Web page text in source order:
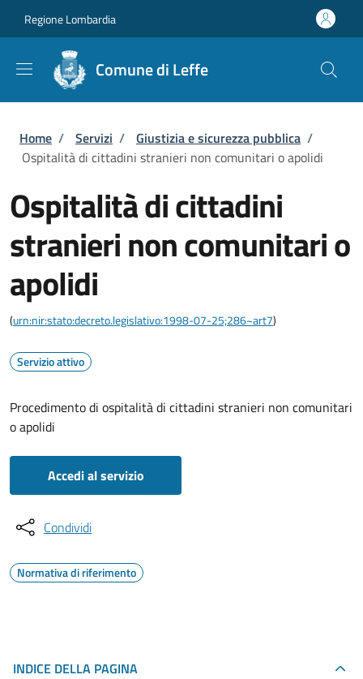
Regione Lombardia
Comune di Leffe
Briciole di pane
Home / Servizi / Giustizia e sicurezza pubblica /
Ospitalità di cittadini stranieri non comunitari o apolidi
Ospitalità di cittadini
stranieri non comunitari o
apolidi
(urn:nir:stato:decreto.legislativo:1998-07-25;286~art7)
Servizio attivo
Procedimento di ospitalità di cittadini stranieri non comunitari
o apolidi
Accedi al servizio
Condividi
Normativa di riferimento
INDICE DELLA PAGINA